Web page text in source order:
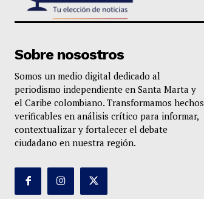
Sobre nosostros
Somos un medio digital dedicado al
periodismo independiente en Santa Marta y
el Caribe colombiano. Transformamos hechos
verificables en análisis crítico para informar,
contextualizar y fortalecer el debate
ciudadano en nuestra región.